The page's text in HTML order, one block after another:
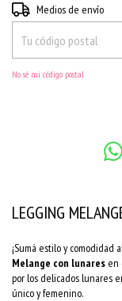
Entregas para el CP:
Medios de envío
No sé mi código postal
LEGGING
¡Sumá estilo y
Melange con lunares en
por los delicados lunares
único y femenino.